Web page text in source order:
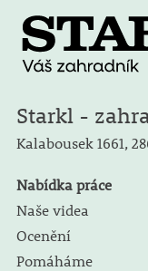
Starkl -
Kalabousek 1661,
Nabídka práce
Naše videa
Ocenění
Pomáháme